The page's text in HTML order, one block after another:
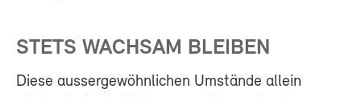
STETS WACHSAM BLEIBEN
Diese aussergewöhnlichen Umstände allein